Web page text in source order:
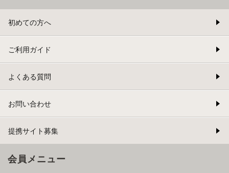
初めての方へ
ご利用ガイド
よくある質問
お問い合わせ
提携サイト募集
会員メニュー